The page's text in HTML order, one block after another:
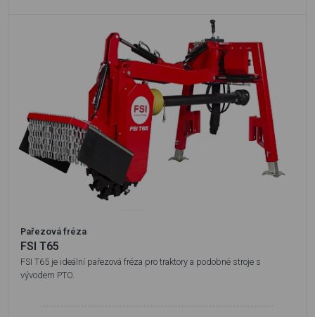
Pařezová fréza
FSI T65
FSI T65 je ideální pařezová fréza pro traktory a podobné stroje s
vývodem PTO.